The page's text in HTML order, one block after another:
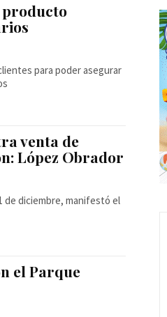
producto
para poder asegurar
venta de
López Obrador
de diciembre, manifestó el
el Parque